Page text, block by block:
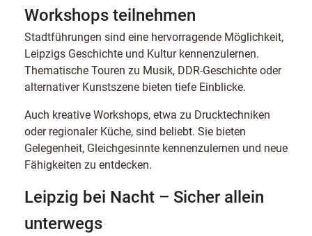
Workshops teilnehmen
Stadtführungen sind eine hervorragende Möglichkeit,
Leipzigs Geschichte und Kultur kennenzulernen.
Thematische Touren zu Musik, DDR-Geschichte oder
alternativer Kunstszene bieten tiefe Einblicke.
Auch kreative Workshops, etwa zu Drucktechniken
oder regionaler Küche, sind beliebt. Sie bieten
Gelegenheit, Gleichgesinnte kennenzulernen und neue
Fähigkeiten zu entdecken.
Leipzig bei Nacht – Sicher allein
unterwegs